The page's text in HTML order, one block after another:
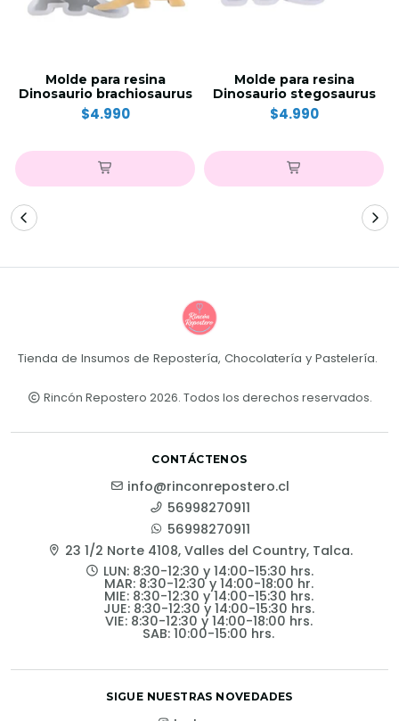
Molde para resina
Dinosaurio brachiosaurus
$4.990
Molde para resina
Dinosaurio stegosaurus
$4.990
Tienda de Insumos de Repostería, Chocolatería y Pastelería.
Rincón Repostero 2026. Todos los derechos reservados.
CONTÁCTENOS
info@rinconrepostero.cl
56998270911
56998270911
23 1/2 Norte 4108, Valles del Country, Talca.
LUN: 8:30-12:30 y 14:00-15:30 hrs.
MAR: 8:30-12:30 y 14:00-18:00 hr.
MIE: 8:30-12:30 y 14:00-15:30 hrs.
JUE: 8:30-12:30 y 14:00-15:30 hrs.
VIE: 8:30-12:30 y 14:00-18:00 hrs.
SAB: 10:00-15:00 hrs.
SIGUE NUESTRAS NOVEDADES